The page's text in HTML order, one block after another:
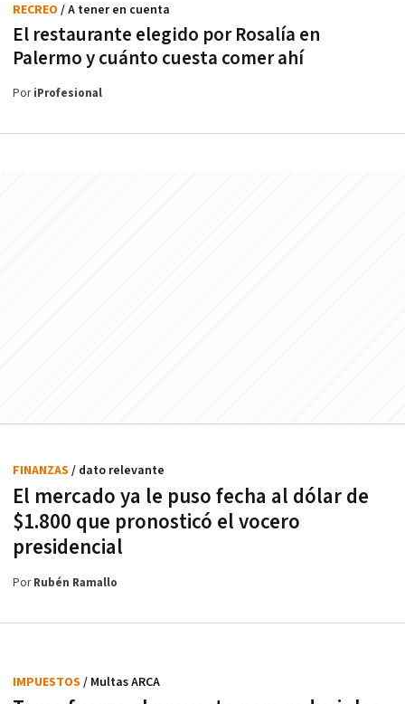
El restaurante elegido por Rosalía en
Palermo y cuánto cuesta comer ahí
RECREO / A tener en cuenta
PoriProfesional
El mercado ya le puso fecha al dólar de
$1.800 que pronosticó el vocero
presidencial
FINANZAS / dato relevante
PorRubén Ramallo
IMPUESTOS / Multas ARCA